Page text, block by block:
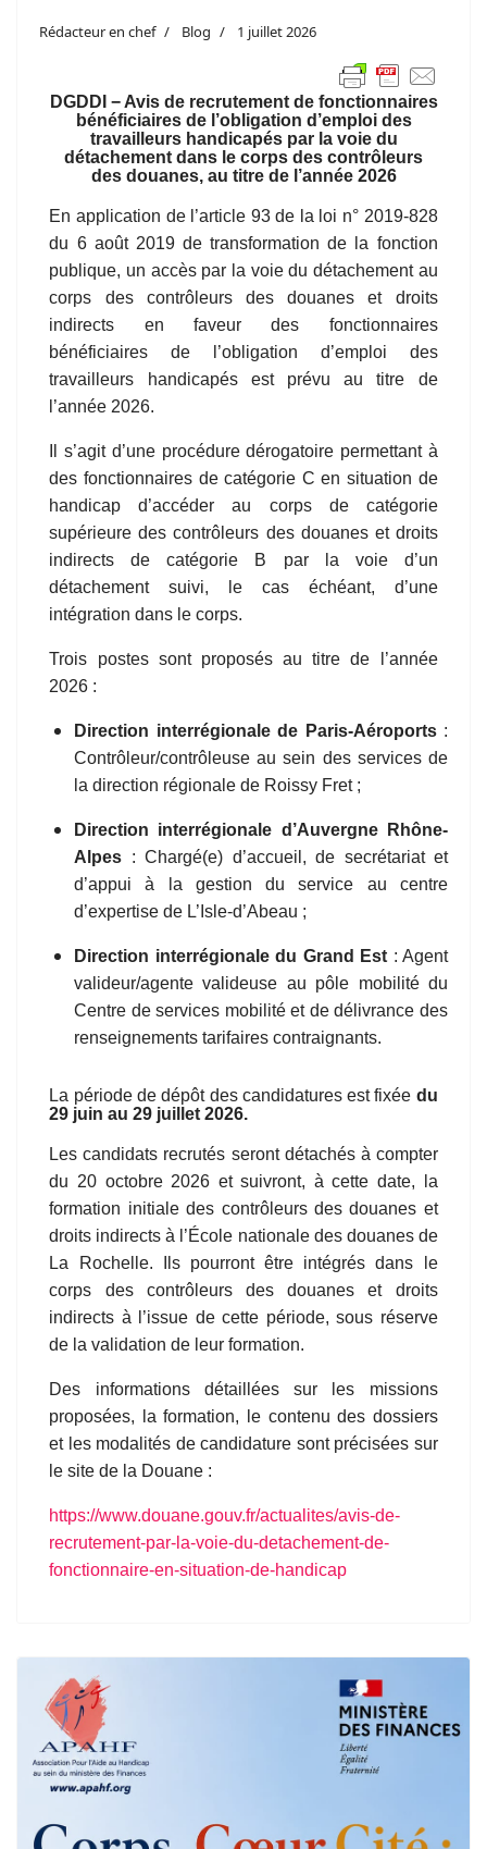
Rédacteur en chef Blog 1 juillet 2026
DGDDI − Avis de recrutement de fonctionnaires
bénéficiaires de l’obligation d’emploi des
travailleurs handicapés par la voie du
détachement dans le corps des contrôleurs
des douanes, au titre de l’année 2026
En application de l’article 93 de la loi n° 2019-828
du 6 août 2019 de transformation de la fonction
publique, un accès par la voie du détachement au
corps des contrôleurs des douanes et droits
indirects en faveur des fonctionnaires
bénéficiaires de l’obligation d’emploi des
travailleurs handicapés est prévu au titre de
l’année 2026.
Il s’agit d’une procédure dérogatoire permettant à
des fonctionnaires de catégorie C en situation de
handicap d’accéder au corps de catégorie
supérieure des contrôleurs des douanes et droits
indirects de catégorie B par la voie d’un
détachement suivi, le cas échéant, d’une
intégration dans le corps.
Trois postes sont proposés au titre de l’année
2026 :
Direction interrégionale de Paris-Aéroports:
Contrôleur/contrôleuse au sein des services de
la direction régionale de Roissy Fret ;
Direction interrégionale d’Auvergne Rhône-
Alpes : Chargé(e) d’accueil, de secrétariat et
d’appui à la gestion du service au centre
d’expertise de L’Isle-d’Abeau ;
Direction interrégionale du Grand Est : Agent
valideur/agente valideuse au pôle mobilité du
Centre de services mobilité et de délivrance des
renseignements tarifaires contraignants.
La période de dépôt des candidaturesest fixée du
29 juinau29 juillet 2026.
Les candidats recrutés seront détachés à compter
du 20 octobre 2026 et suivront, à cette date, la
formation initiale des contrôleurs des douanes et
droits indirects à l’École nationale des douanes de
La Rochelle. Ils pourront être intégrés dans le
corps des contrôleurs des douanes et droits
indirects à l’issue de cette période, sous réserve
de la validation de leur formation.
Des informations détaillées sur les missions
proposées, la formation, le contenu des dossiers
et les modalités de candidature sont précisées sur
le site de la Douane :
https://www.douane.gouv.fr/actualites/avis-de-
recrutement-par-la-voie-du-detachement-de-
fonctionnaire-en-situation-de-handicap